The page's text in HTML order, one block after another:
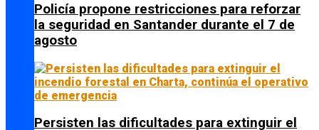
Policía propone restricciones para reforzar
la seguridad en Santander durante el 7 de
agosto
Persisten las dificultades para extinguir el